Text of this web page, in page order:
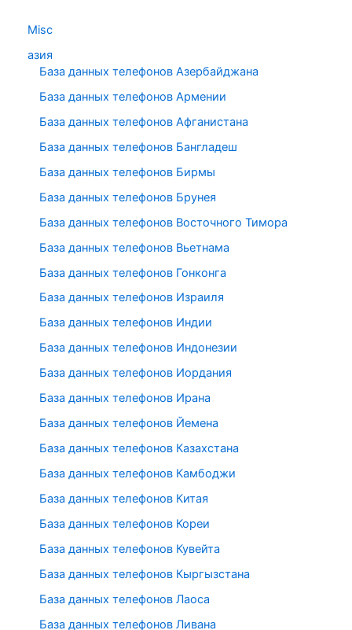
Misc
азия
База данных телефонов Азербайджана
База данных телефонов Армении
База данных телефонов Афганистана
База данных телефонов Бангладеш
База данных телефонов Бирмы
База данных телефонов Брунея
База данных телефонов Восточного Тимора
База данных телефонов Вьетнама
База данных телефонов Гонконга
База данных телефонов Израиля
База данных телефонов Индии
База данных телефонов Индонезии
База данных телефонов Иордания
База данных телефонов Ирана
База данных телефонов Йемена
База данных телефонов Казахстана
База данных телефонов Камбоджи
База данных телефонов Китая
База данных телефонов Кореи
База данных телефонов Кувейта
База данных телефонов Кыргызстана
База данных телефонов Лаоса
База данных телефонов Ливана